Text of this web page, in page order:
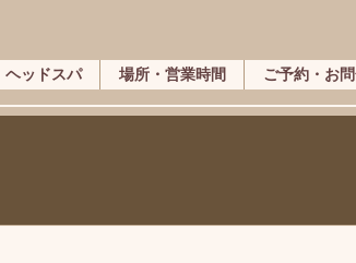
ヘッドスパ 場所・営業時間 ご予約・お